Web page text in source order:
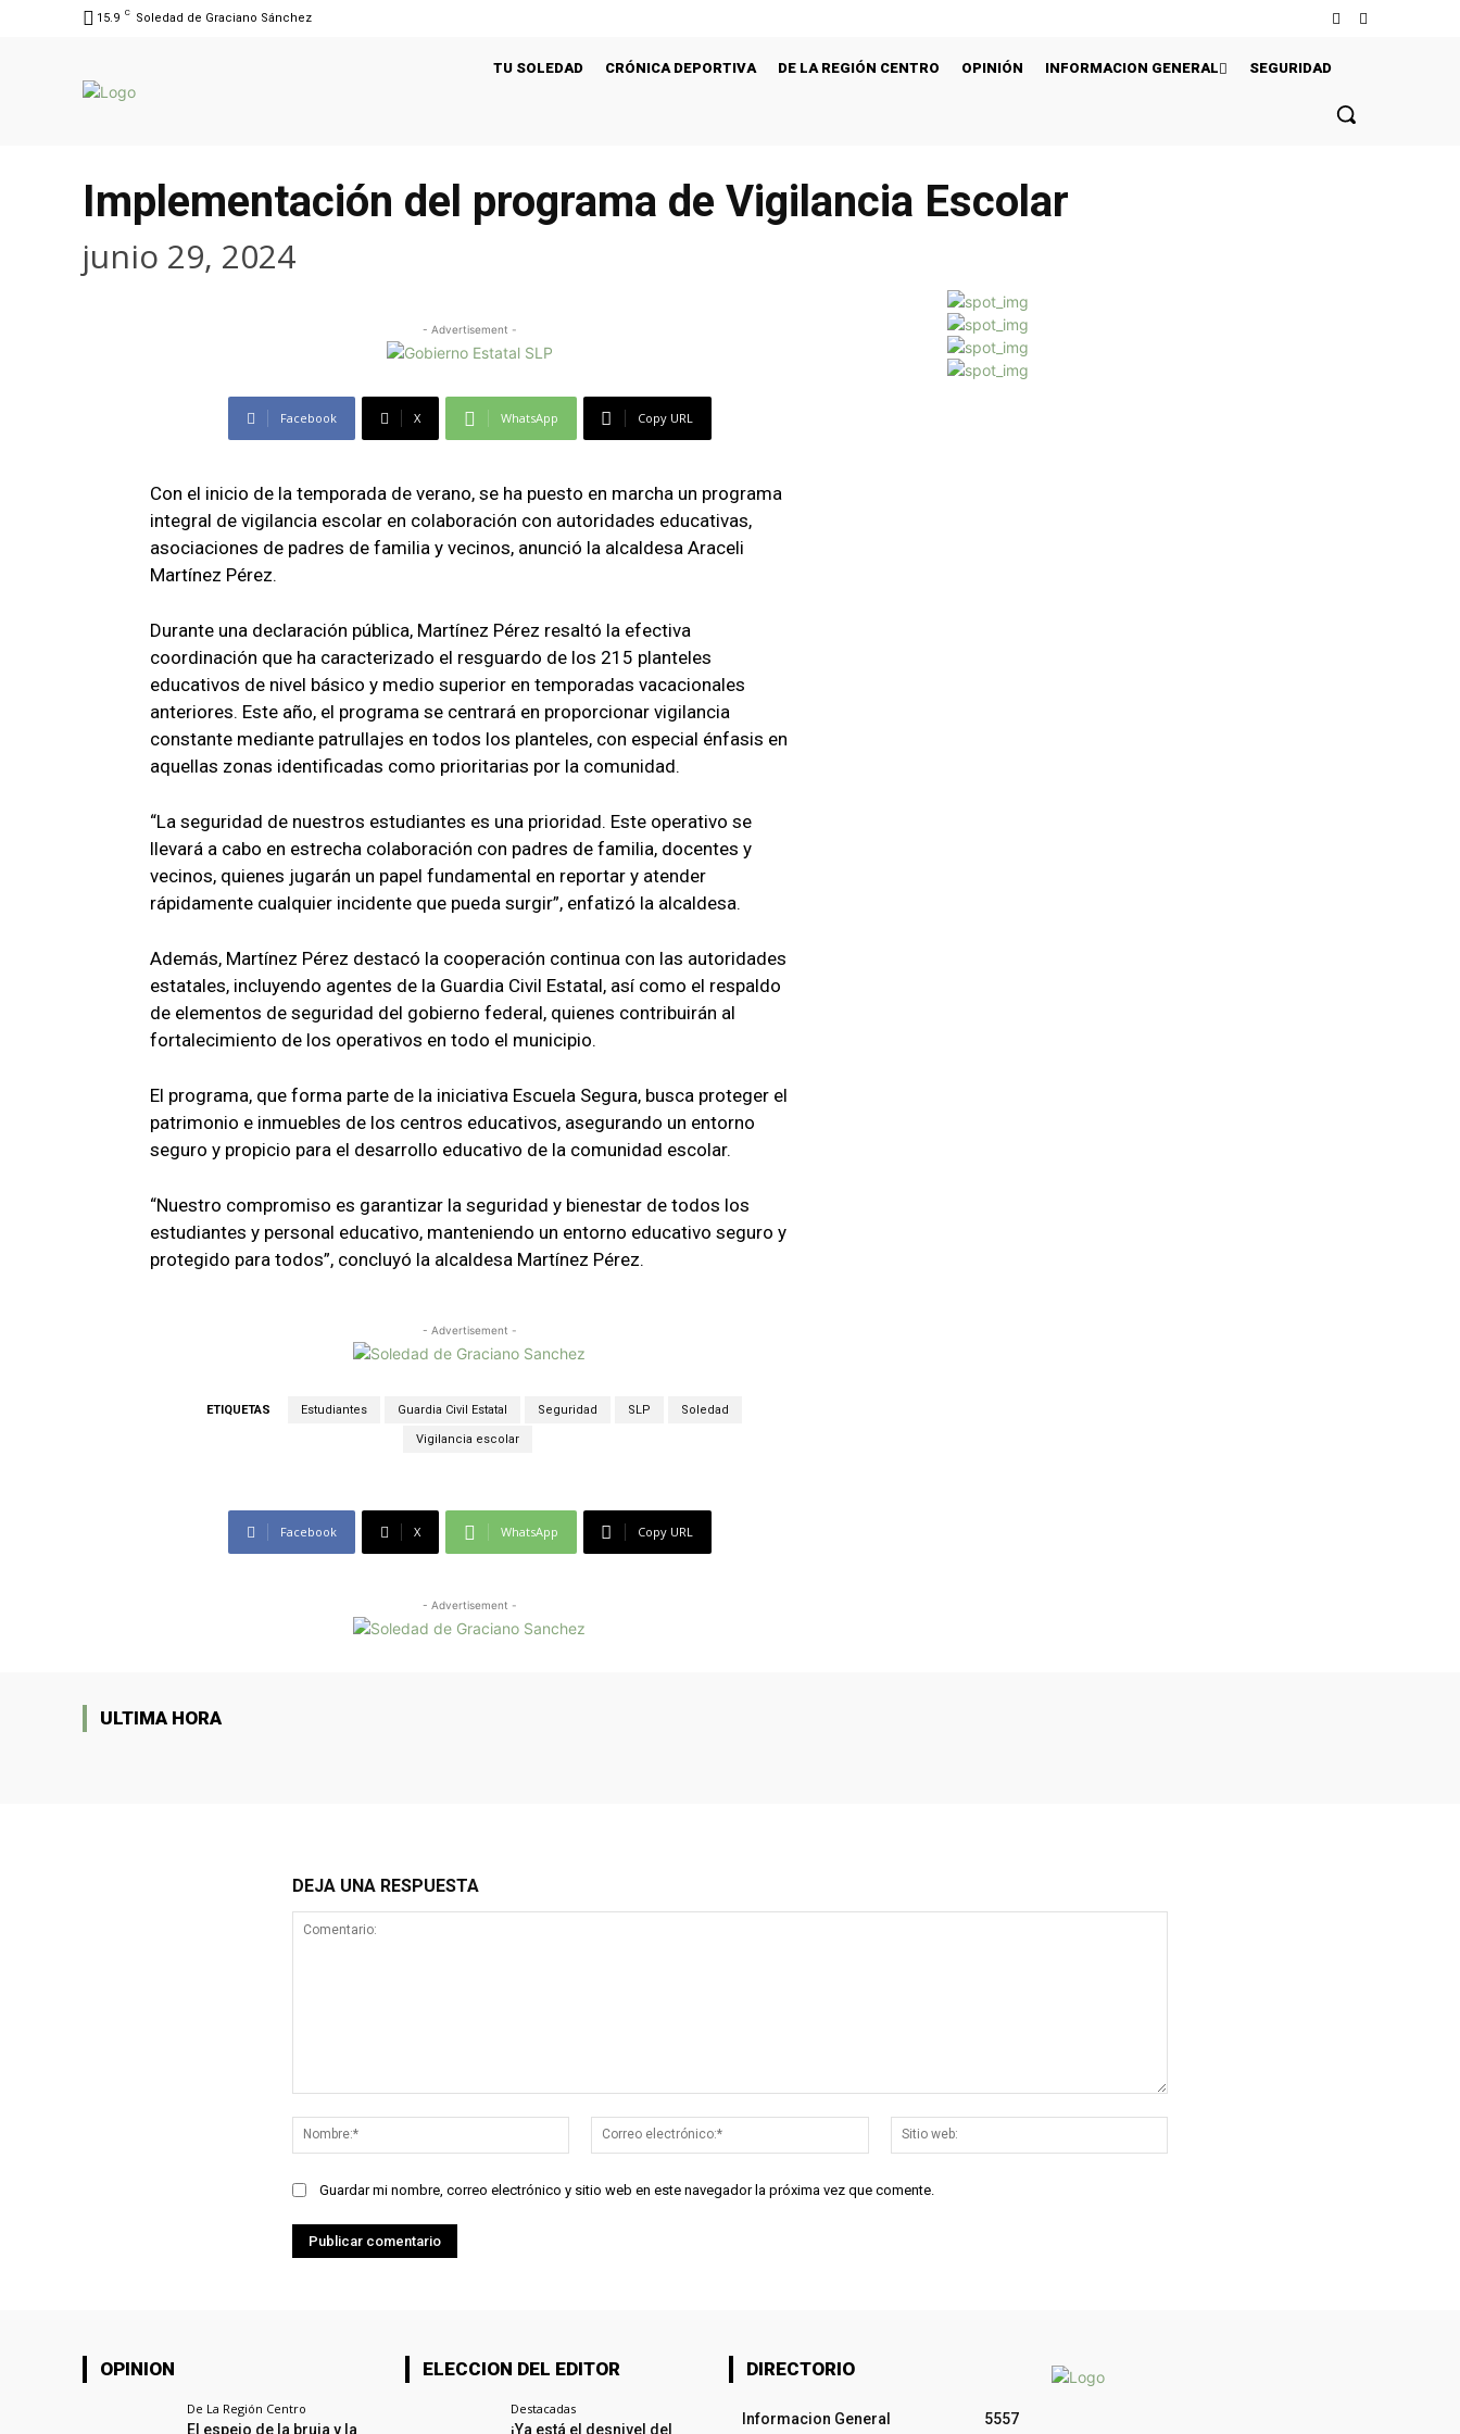
15.9 C Soledad de Graciano Sánchez
TU SOLEDAD CRÓNICA DEPORTIVA DE LA REGIÓN CENTRO OPINIÓN INFORMACION GENERAL SEGURIDAD
Implementación del programa de Vigilancia Escolar
junio 29, 2024
- Advertisement -
Facebook X WhatsApp Copy URL
Con el inicio de la temporada de verano, se ha puesto en marcha un programa
integral de vigilancia escolar en colaboración con autoridades educativas,
asociaciones de padres de familia y vecinos, anunció la alcaldesa Araceli
Martínez Pérez.
Durante una declaración pública, Martínez Pérez resaltó la efectiva
coordinación que ha caracterizado el resguardo de los 215 planteles
educativos de nivel básico y medio superior en temporadas vacacionales
anteriores. Este año, el programa se centrará en proporcionar vigilancia
constante mediante patrullajes en todos los planteles, con especial énfasis en
aquellas zonas identificadas como prioritarias por la comunidad.
“La seguridad de nuestros estudiantes es una prioridad. Este operativo se
llevará a cabo en estrecha colaboración con padres de familia, docentes y
vecinos, quienes jugarán un papel fundamental en reportar y atender
rápidamente cualquier incidente que pueda surgir”, enfatizó la alcaldesa.
Además, Martínez Pérez destacó la cooperación continua con las autoridades
estatales, incluyendo agentes de la Guardia Civil Estatal, así como el respaldo
de elementos de seguridad del gobierno federal, quienes contribuirán al
fortalecimiento de los operativos en todo el municipio.
El programa, que forma parte de la iniciativa Escuela Segura, busca proteger el
patrimonio e inmuebles de los centros educativos, asegurando un entorno
seguro y propicio para el desarrollo educativo de la comunidad escolar.
“Nuestro compromiso es garantizar la seguridad y bienestar de todos los
estudiantes y personal educativo, manteniendo un entorno educativo seguro y
protegido para todos”, concluyó la alcaldesa Martínez Pérez.
- Advertisement -
ETIQUETAS Estudiantes Guardia Civil Estatal Seguridad SLP Soledad
Vigilancia escolar
Facebook X WhatsApp Copy URL
- Advertisement -
ULTIMA HORA
DEJA UNA RESPUESTA
Nombre:*
Correo
electrónico:*
web:
Guardar mi nombre, correo electrónico y sitio web en este navegador la próxima vez que comente.
OPINION
De La Región Centro
El espejo de la bruja y la
ELECCION DEL EDITOR
Destacadas
¡Ya está el desnivel del
DIRECTORIO
Informacion General 5557